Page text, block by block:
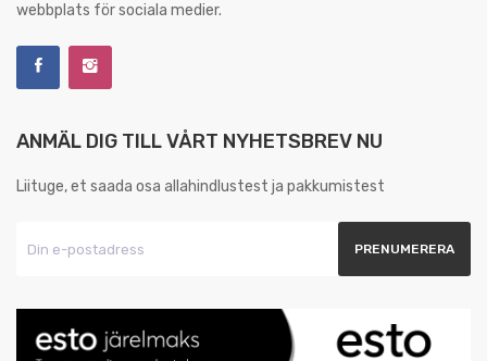
webbplats för sociala medier.
ANMÄL DIG TILL VÅRT NYHETSBREV NU
Liituge, et saada osa allahindlustest ja pakkumistest